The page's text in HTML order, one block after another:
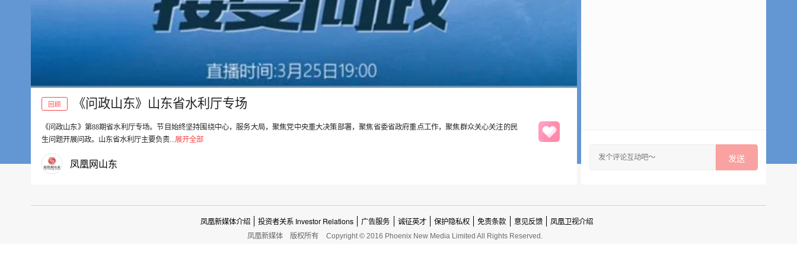
00:00
回顾 《问政山东》山东省水利厅专场
《问政山东》第88期省水利厅专场。节目始终坚持围绕中心，服务大局，聚焦党中央重大决策部署，聚焦省委省政府重点工作，聚焦群众关心关注的民
生问题开展问政。山东省水利厅主要负责... 展开全部
凤凰网山东 发送
凤凰新媒体介绍 投资者关系 Investor Relations 广告服务 诚征英才 保护隐私权 免责条款 意见反馈 凤凰卫视介绍
凤凰新媒体 版权所有 Copyright © 2016 Phoenix New Media Limited All Rights Reserved.